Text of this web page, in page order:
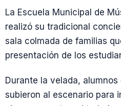
La Escuela Municipal de
realizó su tradicional
sala colmada de familias
presentación de los
Durante la velada,
subieron al escenario para